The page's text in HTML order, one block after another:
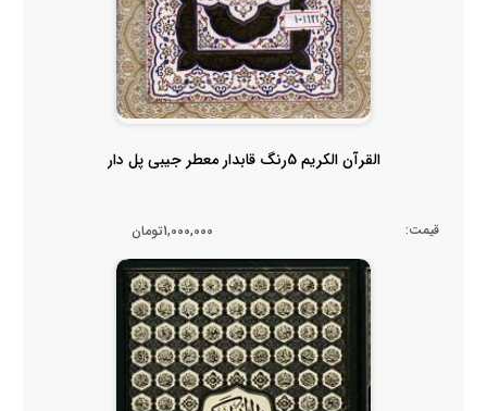
القرآن الکریم 5رنگ قابدار معطر جیبی پل دار
قیمت: 1,000,000تومان